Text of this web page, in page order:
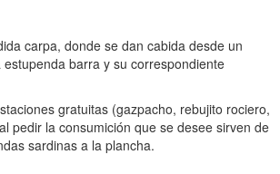
carpa, donde se dan cabida desde un
barra y su correspondiente
gratuitas (gazpacho, rebujito rociero,
pedir la consumición que se desee sirven de
sardinas a la plancha.